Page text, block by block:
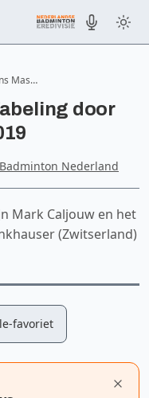
Mas…
door
Badminton Nederland
Mark Caljouw en het
(Zwitserland)
favoriet